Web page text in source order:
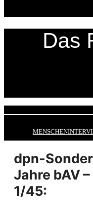
Das
MENSCHEN
dpn-
Jahre bAV
1/45: